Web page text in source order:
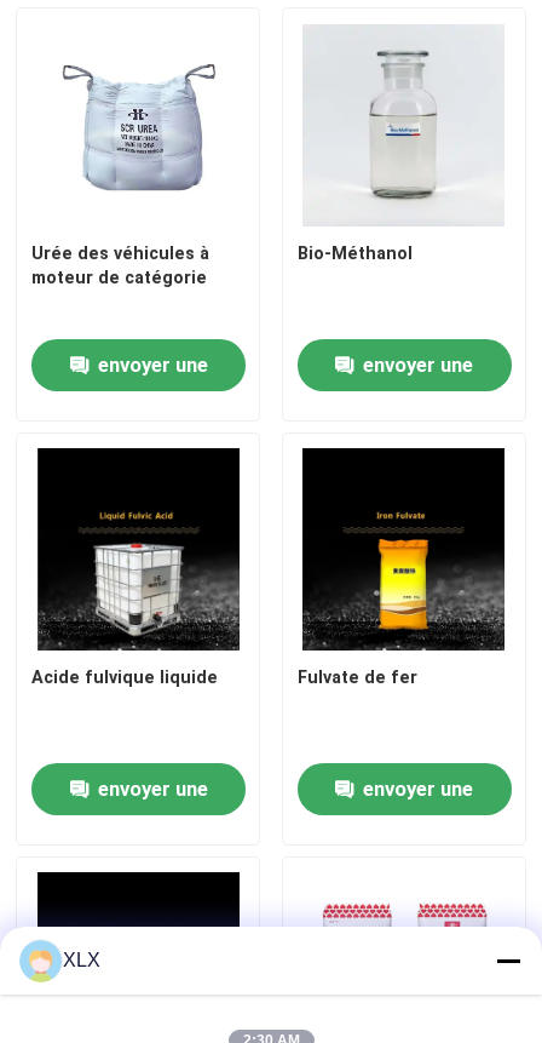
Engrais composé
Nitrate de calcium et d'ammonium (CAN)
Melamine
Alcool furfurylique
DMF
Urée des véhicules à
moteur de catégorie
envoyer une
Bio-Méthanol
envoyer une
Acide fulvique liquide
envoyer une
Fulvate de fer
envoyer une
XLX